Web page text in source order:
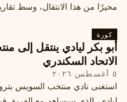
محيرًا من هذا الانتقال، وسط
كورة
أبو بكر ليادي ينتقل
الاتحاد السكندري
٥ أغسطس ٢٠٢٦
استغنى نادي منتخب السويس